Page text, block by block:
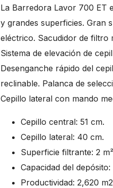
La Barredora Lavor 700 ET
y grandes superficies. Gran
eléctrico. Sacudidor de filtro
Sistema de elevación de
Desenganche rápido del
reclinable. Palanca de
Cepillo lateral con mando
Cepillo central: 51 cm.
Cepillo lateral: 40 cm.
Superficie filtrante: 2
Capacidad del
Productividad: 2,620